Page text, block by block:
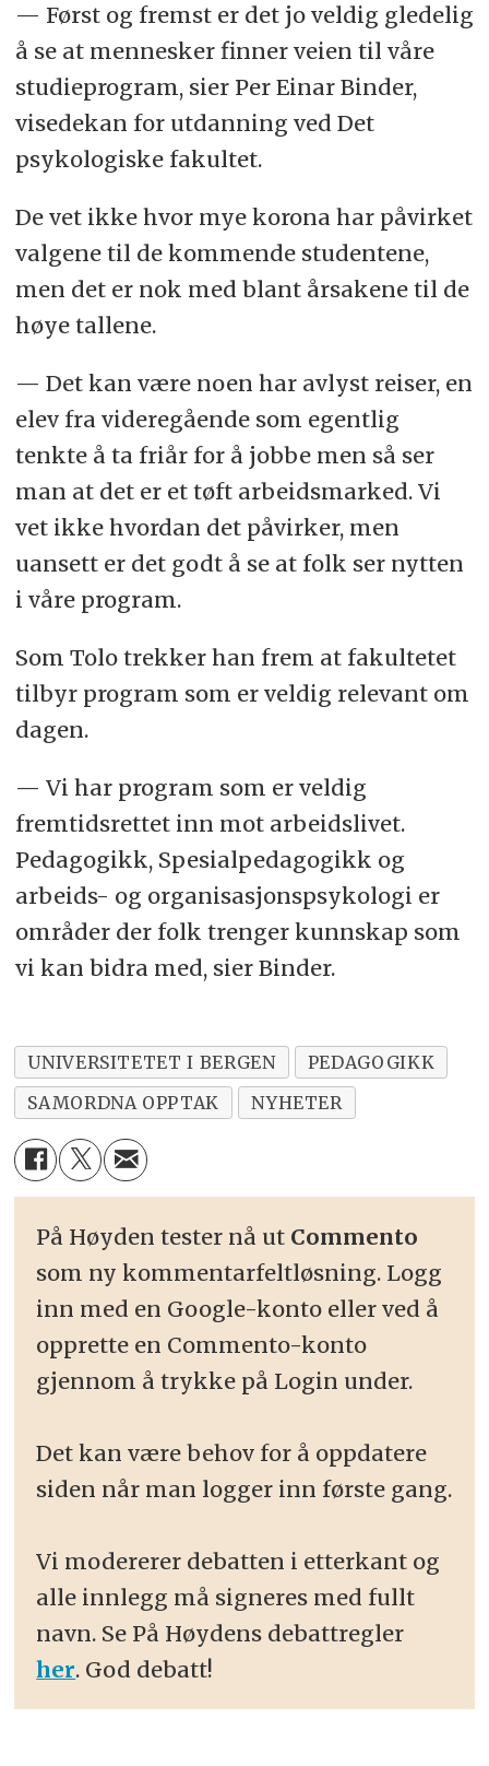
— Først og fremst er det jo veldig gledelig
å se at mennesker finner veien til våre
studieprogram, sier Per Einar Binder,
visedekan for utdanning ved Det
psykologiske fakultet.
De vet ikke hvor mye korona har påvirket
valgene til de kommende studentene,
men det er nok med blant årsakene til de
høye tallene.
— Det kan være noen har avlyst reiser, en
elev fra videregående som egentlig
tenkte å ta friår for å jobbe men så ser
man at det er et tøft arbeidsmarked. Vi
vet ikke hvordan det påvirker, men
uansett er det godt å se at folk ser nytten
i våre program.
Som Tolo trekker han frem at fakultetet
tilbyr program som er veldig relevant om
dagen.
— Vi har program som er veldig
fremtidsrettet inn mot arbeidslivet.
Pedagogikk, Spesialpedagogikk og
arbeids- og organisasjonspsykologi er
områder der folk trenger kunnskap som
vi kan bidra med, sier Binder.
UNIVERSITETET I BERGEN
PEDAGOGIKK
SAMORDNA OPPTAK
NYHETER
På Høyden tester nå ut Commento
som ny kommentarfeltløsning. Logg
inn med en Google-konto eller ved å
opprette en Commento-konto
gjennom å trykke på Login under.
Det kan være behov for å oppdatere
siden når man logger inn første gang.
Vi modererer debatten i etterkant og
alle innlegg må signeres med fullt
navn. Se På Høydens debattregler
her. God debatt!